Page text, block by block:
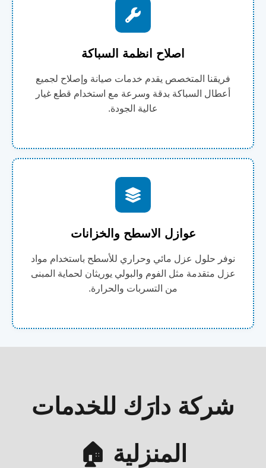
اصلاح انظمة السباكة
فريقنا المتخصص يقدم خدمات صيانة وإصلاح لجميع
أعطال السباكة بدقة وسرعة مع استخدام قطع غيار
عالية الجودة.
عوازل الاسطح والخزانات
نوفر حلول عزل مائي وحراري للأسطح باستخدام مواد
عزل متقدمة مثل الفوم والبولي يوريثان لحماية المبنى
من التسربات والحرارة.
شركة دارَك للخدمات
المنزلية 🏠